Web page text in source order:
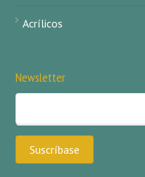
Acrílicos
Newsletter